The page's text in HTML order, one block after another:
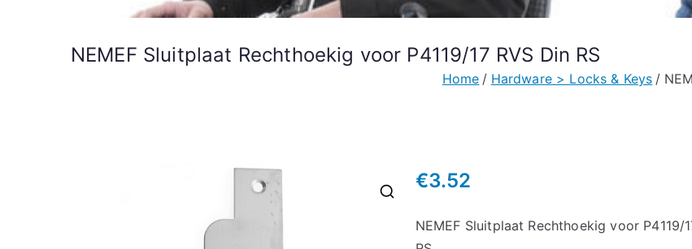
NEMEF Sluitplaat Rechthoekig voor P4119/17 RVS Din RS
Home Hardware > Locks & Keys
€3.52
NEMEF Sluitplaat Rechthoekig voor P4119/